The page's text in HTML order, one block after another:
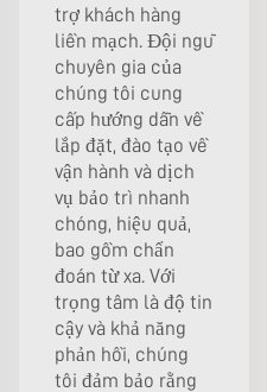
trợ khách hàng
liền mạch. Đội ngũ
chuyên gia của
chúng tôi cung
cấp hướng dẫn về
lắp đặt, đào tạo về
vận hành và dịch
vụ bảo trì nhanh
chóng, hiệu quả,
bao gồm chẩn
đoán từ xa. Với
trọng tâm là độ tin
cậy và khả năng
phản hồi, chúng
tôi đảm bảo rằng